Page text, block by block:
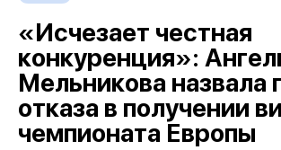
«Исчезает честная
конкуренция»:
Мельникова назвала
отказа в получении
чемпионата Европы